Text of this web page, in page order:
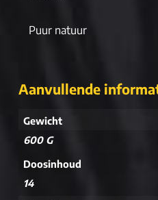
Puur natuur
Aanvullende
Gewicht
600 G
Doosinhoud
14